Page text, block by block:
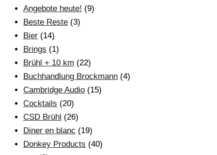
Angebote heute! (9)
Beste Reste (3)
Bier (14)
Brings (1)
Brühl + 10 km (22)
Buchhandlung Brockmann (4)
Cambridge Audio (15)
Cocktails (20)
CSD Brühl (26)
Diner en blanc (19)
Donkey Products (40)